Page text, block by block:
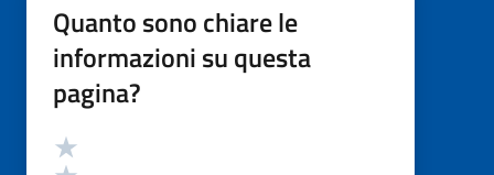
Quanto sono chiare le
informazioni su questa
pagina?
Valutazione